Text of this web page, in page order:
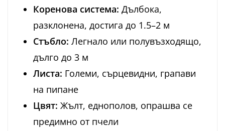
Коренова система: Дълбока,
разклонена, достига до 1.5–2 м
Стъбло: Легнало или полувъзходящо,
дълго до 3 м
Листа: Големи, сърцевидни, грапави
на пипане
Цвят: Жълт, еднополов, опрашва се
предимно от пчели